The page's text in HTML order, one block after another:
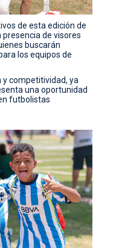
de esta edición de
presencia de visores
buscarán
los equipos de
y competitividad, ya
una oportunidad
futbolistas